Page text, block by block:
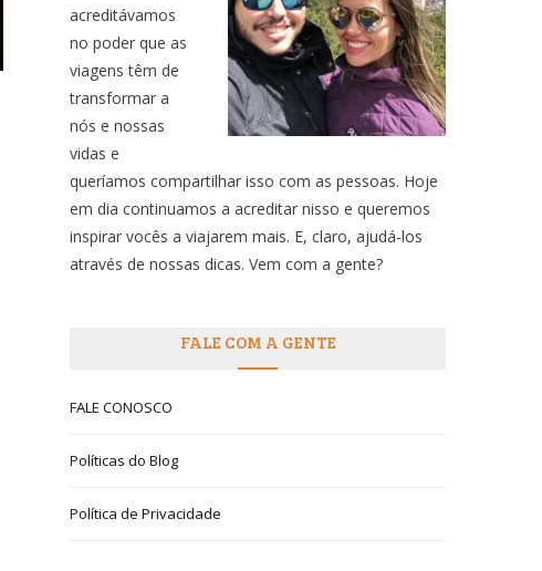
acreditávamos
no poder que as
viagens têm de
transformar a
nós e nossas
vidas e
queríamos compartilhar isso com as pessoas. Hoje
em dia continuamos a acreditar nisso e queremos
inspirar vocês a viajarem mais. E, claro, ajudá-los
através de nossas dicas. Vem com a gente?
FALE COM A GENTE
FALE CONOSCO
Políticas do Blog
Política de Privacidade